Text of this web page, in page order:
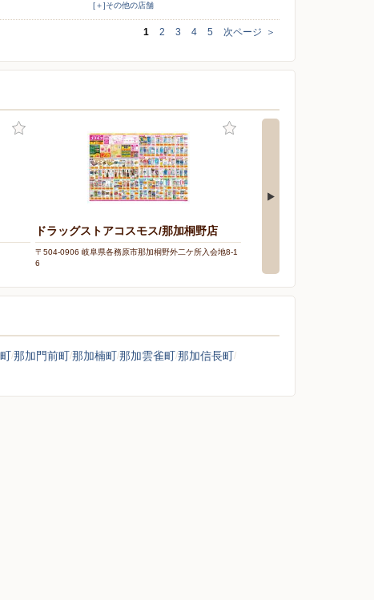
[＋]その他の店舗
1 2 3 4 5 次ページ ＞
ドラッグストアコスモス/那加桐野店
〒504-0906 岐阜県各務原市那加桐野外二ケ所入会地8-1
6
那加門前町那加楠町那加雲雀町那加信長町